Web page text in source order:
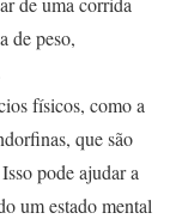
de peso,
físicos, como a
que são
pode ajudar a
um estado mental